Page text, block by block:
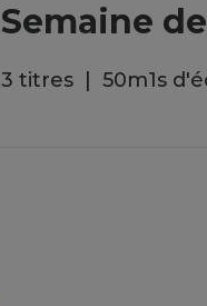
Semaine
3 titres 50m1s